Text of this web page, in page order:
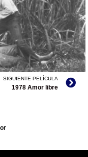
CINETECA
SIGUIENTE PELÍCULA
1978 Amor libre